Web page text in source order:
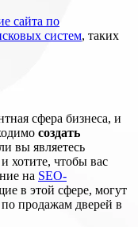
сайта по
систем, таких
сфера бизнеса, и
создать
вы являетесь
хотите, чтобы вас
на SEO-
в этой сфере, могут
продажам дверей в